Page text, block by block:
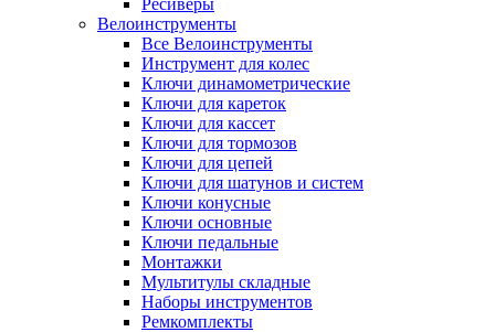
Ресиверы
Велоинструменты
Все Велоинструменты
Инструмент для колес
Ключи динамометрические
Ключи для кареток
Ключи для кассет
Ключи для тормозов
Ключи для цепей
Ключи для шатунов и систем
Ключи конусные
Ключи основные
Ключи педальные
Монтажки
Мультитулы складные
Наборы инструментов
Ремкомплекты